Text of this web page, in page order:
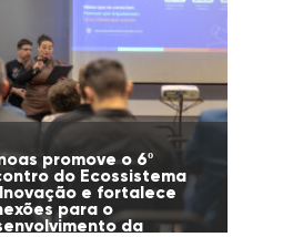
promove o 6º
do Ecossistema
e fortalece
para o
da